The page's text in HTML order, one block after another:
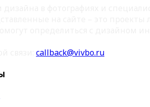
callback@vivbo.ru